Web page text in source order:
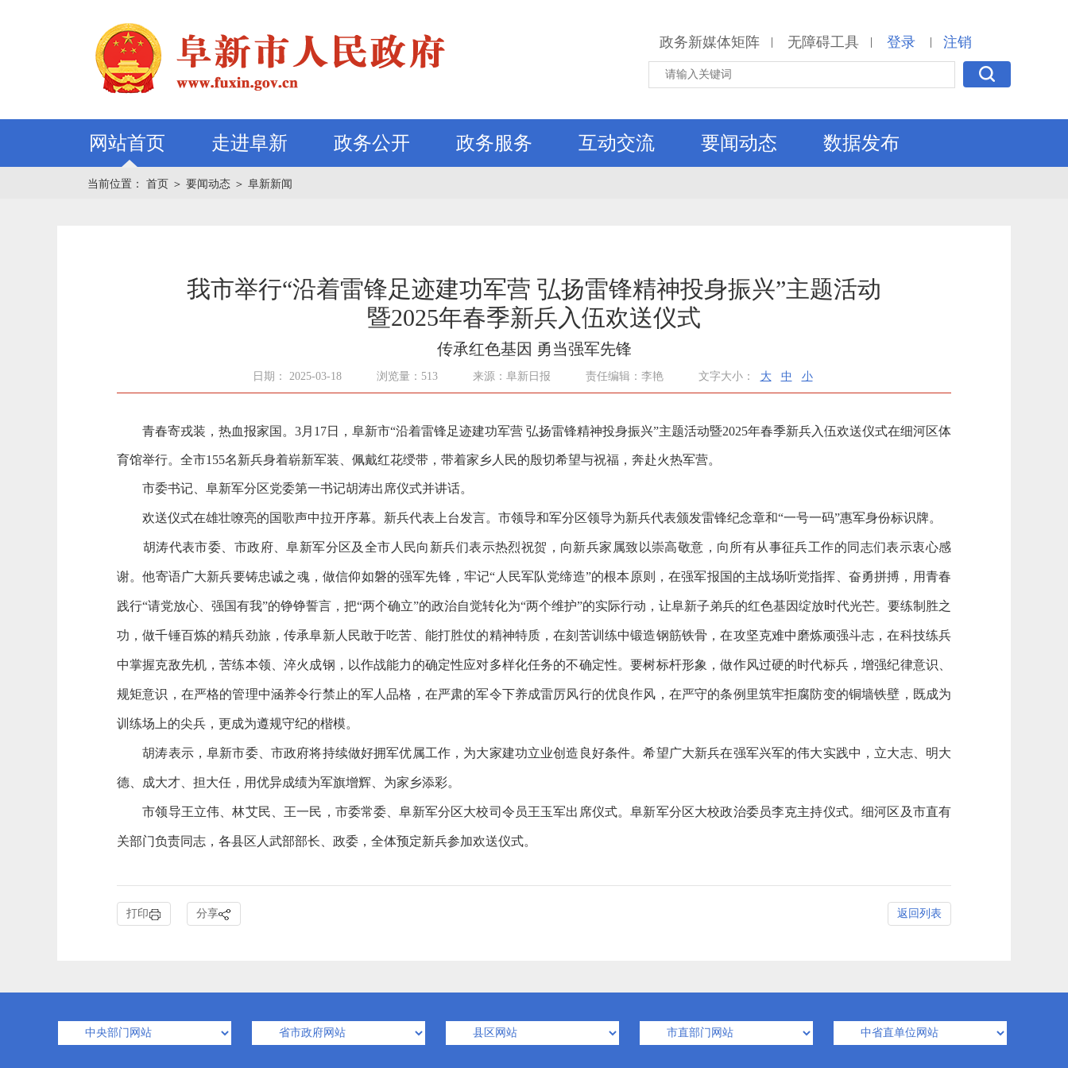
政务新媒体矩阵 | 无障碍工具 | 登录 | 注销
网站首页 走进阜新 政务公开 政务服务 互动交流 要闻动态 数据发布
当前位置： 首页 ＞ 要闻动态 ＞ 阜新新闻
我市举行“沿着雷锋足迹建功军营 弘扬雷锋精神投身振兴”主题活动
暨2025年春季新兵入伍欢送仪式
传承红色基因 勇当强军先锋
日期： 2025-03-18 浏览量：513 来源：阜新日报 责任编辑：李艳 文字大小： 大 中 小
青春寄戎装，热血报家国。3月17日，阜新市“沿着雷锋足迹建功军营 弘扬雷锋精神投身振兴”主题活动暨2025年春季新兵入伍欢送仪式在细河区体
育馆举行。全市155名新兵身着崭新军装、佩戴红花绶带，带着家乡人民的殷切希望与祝福，奔赴火热军营。
市委书记、阜新军分区党委第一书记胡涛出席仪式并讲话。
欢送仪式在雄壮嘹亮的国歌声中拉开序幕。新兵代表上台发言。市领导和军分区领导为新兵代表颁发雷锋纪念章和“一号一码”惠军身份标识牌。
胡涛代表市委、市政府、阜新军分区及全市人民向新兵们表示热烈祝贺，向新兵家属致以崇高敬意，向所有从事征兵工作的同志们表示衷心感
谢。他寄语广大新兵要铸忠诚之魂，做信仰如磐的强军先锋，牢记“人民军队党缔造”的根本原则，在强军报国的主战场听党指挥、奋勇拼搏，用青春
践行“请党放心、强国有我”的铮铮誓言，把“两个确立”的政治自觉转化为“两个维护”的实际行动，让阜新子弟兵的红色基因绽放时代光芒。要练制胜之
功，做千锤百炼的精兵劲旅，传承阜新人民敢于吃苦、能打胜仗的精神特质，在刻苦训练中锻造钢筋铁骨，在攻坚克难中磨炼顽强斗志，在科技练兵
中掌握克敌先机，苦练本领、淬火成钢，以作战能力的确定性应对多样化任务的不确定性。要树标杆形象，做作风过硬的时代标兵，增强纪律意识、
规矩意识，在严格的管理中涵养令行禁止的军人品格，在严肃的军令下养成雷厉风行的优良作风，在严守的条例里筑牢拒腐防变的铜墙铁壁，既成为
训练场上的尖兵，更成为遵规守纪的楷模。
胡涛表示，阜新市委、市政府将持续做好拥军优属工作，为大家建功立业创造良好条件。希望广大新兵在强军兴军的伟大实践中，立大志、明大
德、成大才、担大任，用优异成绩为军旗增辉、为家乡添彩。
市领导王立伟、林艾民、王一民，市委常委、阜新军分区大校司令员王玉军出席仪式。阜新军分区大校政治委员李克主持仪式。细河区及市直有
关部门负责同志，各县区人武部部长、政委，全体预定新兵参加欢送仪式。
打印 分享 返回列表